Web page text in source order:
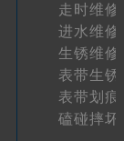
（需提前预约）
上海市黄浦区南京东路299号宏伊国际广场写字楼8层806室宝玑售后服务中心（需提前预约）
上海市徐汇区虹桥路3号港汇中心2座37层3705室宝玑售后服务中心（需提前预约）
浙江省杭州市上城区钱江路1366号华润大厦A座5层503-5室宝玑售后服务中心（需提前预约）
需提前预约）
走时维修
进水维修
生锈维修
表带生锈
表带划痕
磕碰摔坏